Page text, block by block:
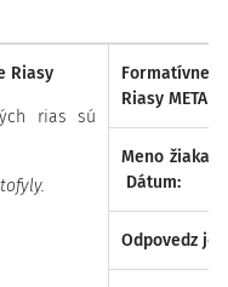
Riasy
rias sú
Riasy
Meno žiaka:
Dátum:
Odpovedz